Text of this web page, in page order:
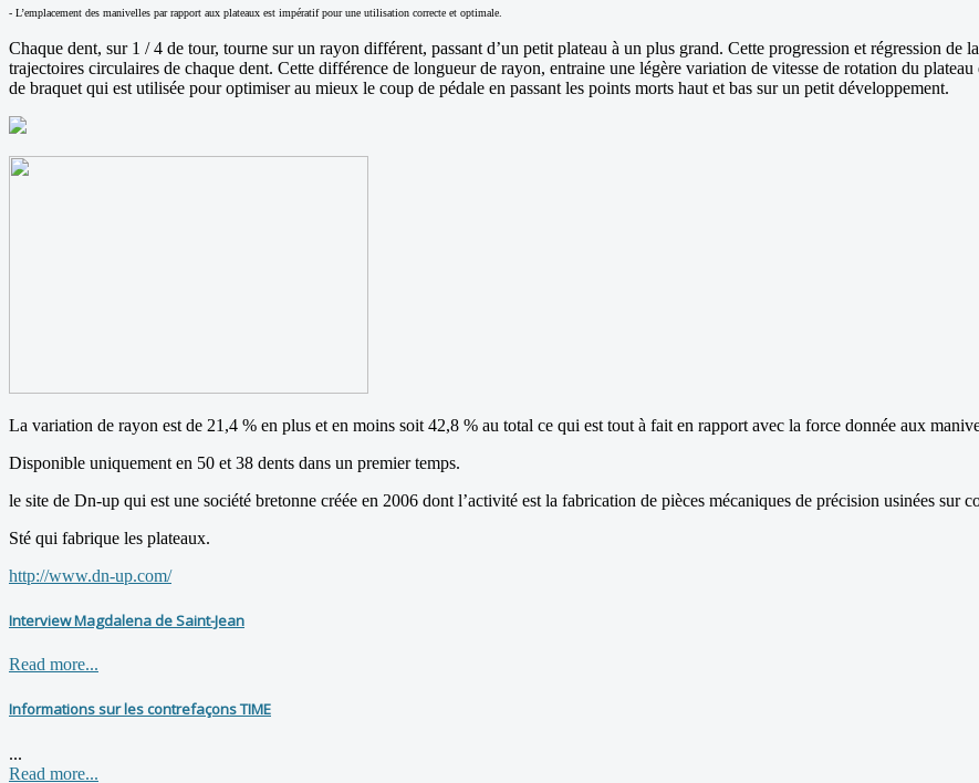
- L’emplacement des manivelles par rapport aux plateaux est impératif pour une utilisation correcte et optimale.
Chaque dent, sur 1 / 4 de tour, tourne sur un rayon différent, passant d’un petit plateau à un plus grand. Cette progression et régression
trajectoires circulaires de chaque dent. Cette différence de longueur de rayon, entraine une légère variation de vitesse de rotation du
de braquet qui est utilisée pour optimiser au mieux le coup de pédale en passant les points morts haut et bas sur un petit développement.
La variation de rayon est de 21,4 % en plus et en moins soit 42,8 % au total ce qui est tout à fait en rapport avec la force donnée aux
Disponible uniquement en 50 et 38 dents dans un premier temps.
le site de Dn-up qui est une société bretonne créée en 2006 dont l’activité est la fabrication de pièces mécaniques de précision usinées sur
Sté qui fabrique les plateaux.
http://www.dn-up.com/
Interview Magdalena de Saint-Jean
Read more...
Informations sur les contrefaçons TIME
...
Read more...